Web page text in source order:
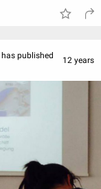
has published
12 years